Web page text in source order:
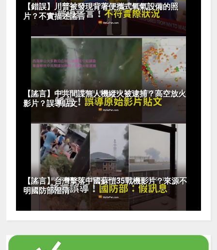
【錯誤】川普被發現背著便攜式氧氣設備的照
片？不實描述謠言
【謠言】中共間諜無人機縱火被逮捕？高空放火
影片？誤導貼文
【謠言】台灣擊落中國蘇愷35戰機影片？來源不
明國防部澄清